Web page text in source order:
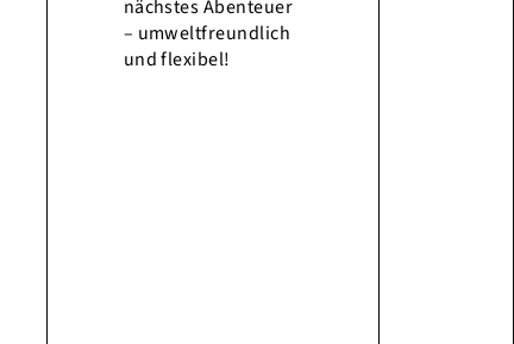
nächstes Abenteuer
– umweltfreundlich
und flexibel!